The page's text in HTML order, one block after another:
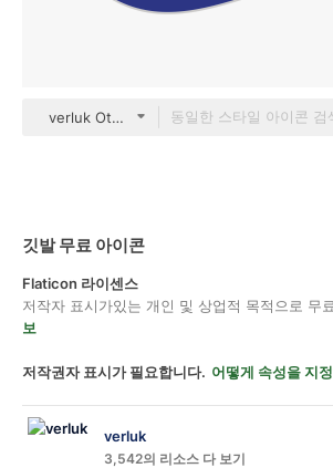
verluk Others
깃발 무료 아이콘
Flaticon 라이센스
저작자 표시가있는 개인 및 상업적 목적으로 무
보
저작권자 표시가 필요합니다. 어떻게 속성을 지
verluk
3,542의 리소스 다 보기